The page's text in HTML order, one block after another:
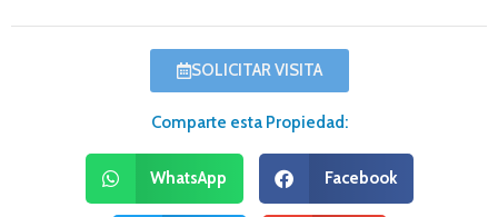
SOLICITAR VISITA
Comparte esta Propiedad:
WhatsApp Facebook